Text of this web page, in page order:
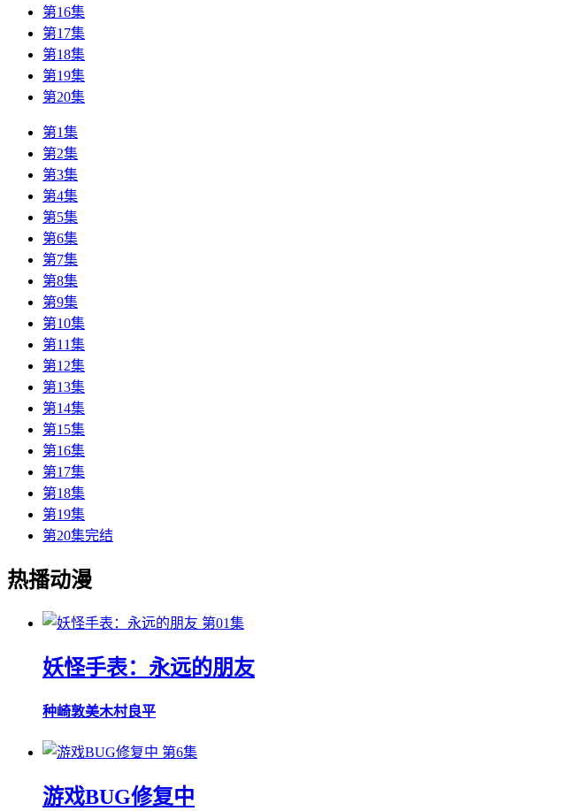
第16集
第17集
第18集
第19集
第20集
第1集
第2集
第3集
第4集
第5集
第6集
第7集
第8集
第9集
第10集
第11集
第12集
第13集
第14集
第15集
第16集
第17集
第18集
第19集
第20集完结
热播动漫
第01集
妖怪手表：永远的朋友
种崎敦美木村良平
第6集
游戏BUG修复中